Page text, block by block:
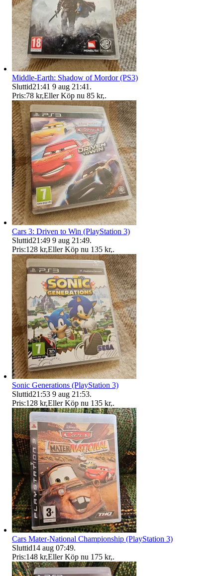
Middle-Earth: Shadow of Mordor (PS3)
Sluttid21:41 9 aug 21:41 .
Pris:78 kr,Eller Köp nu 85 kr,.
Cars 3: Driven to Win (PlayStation 3)
Sluttid21:49 9 aug 21:49.
Pris:128 kr,Eller Köp nu 135 kr,.
Sonic Generations (PlayStation 3)
Sluttid21:53 9 aug 21:53.
Pris:128 kr,Eller Köp nu 135 kr,.
Cars Mater-National Championship (PlayStation 3)
Sluttid14 aug 07:49.
Pris:148 kr,Eller Köp nu 175 kr,.